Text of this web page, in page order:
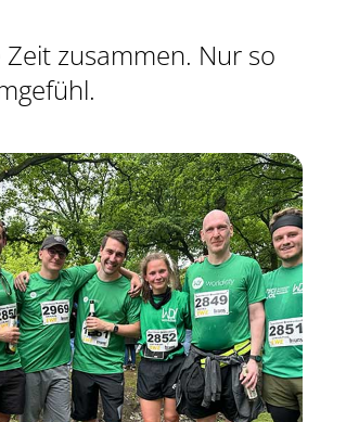
zusammen. Nur so